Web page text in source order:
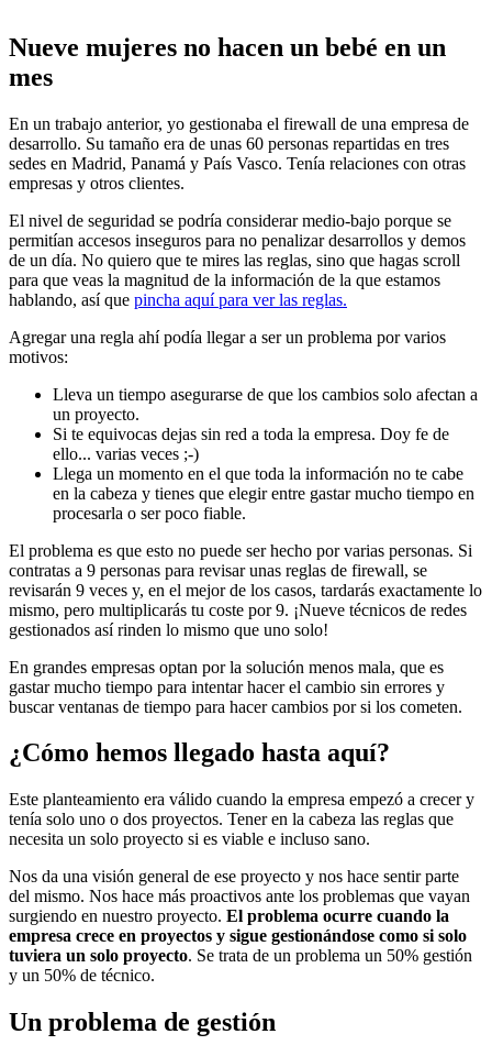
Nueve mujeres no hacen un bebé en un
mes
En un trabajo anterior, yo gestionaba el firewall de una empresa de
desarrollo. Su tamaño era de unas 60 personas repartidas en tres
sedes en Madrid, Panamá y País Vasco. Tenía relaciones con otras
empresas y otros clientes.
El nivel de seguridad se podría considerar medio-bajo porque se
permitían accesos inseguros para no penalizar desarrollos y demos
de un día. No quiero que te mires las reglas, sino que hagas scroll
para que veas la magnitud de la información de la que estamos
hablando, así que pincha aquí para ver las reglas.
Agregar una regla ahí podía llegar a ser un problema por varios
motivos:
Lleva un tiempo asegurarse de que los cambios solo afectan a
un proyecto.
Si te equivocas dejas sin red a toda la empresa. Doy fe de
ello... varias veces ;-)
Llega un momento en el que toda la información no te cabe
en la cabeza y tienes que elegir entre gastar mucho tiempo en
procesarla o ser poco fiable.
El problema es que esto no puede ser hecho por varias personas. Si
contratas a 9 personas para revisar unas reglas de firewall, se
revisarán 9 veces y, en el mejor de los casos, tardarás exactamente lo
mismo, pero multiplicarás tu coste por 9. ¡Nueve técnicos de redes
gestionados así rinden lo mismo que uno solo!
En grandes empresas optan por la solución menos mala, que es
gastar mucho tiempo para intentar hacer el cambio sin errores y
buscar ventanas de tiempo para hacer cambios por si los cometen.
¿Cómo hemos llegado hasta aquí?
Este planteamiento era válido cuando la empresa empezó a crecer y
tenía solo uno o dos proyectos. Tener en la cabeza las reglas que
necesita un solo proyecto si es viable e incluso sano.
Nos da una visión general de ese proyecto y nos hace sentir parte
del mismo. Nos hace más proactivos ante los problemas que vayan
surgiendo en nuestro proyecto. El problema ocurre cuando la
empresa crece en proyectos y sigue gestionándose como si solo
tuviera un solo proyecto. Se trata de un problema un 50% gestión
y un 50% de técnico.
Un problema de gestión